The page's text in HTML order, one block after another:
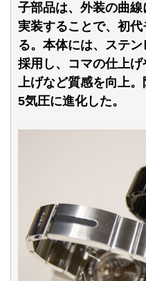
子部品は、外装の曲
実装することで、初
る。本体には、ステ
採用し、コマの仕上
上げなど質感を向上
5気圧に進化した。